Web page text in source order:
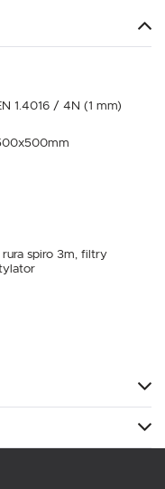
1.4016 / 4N (1 mm)
spiro 3m, filtry